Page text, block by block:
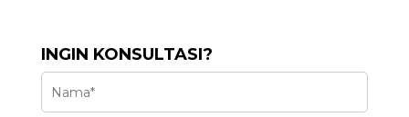
INGIN KONSULTASI?